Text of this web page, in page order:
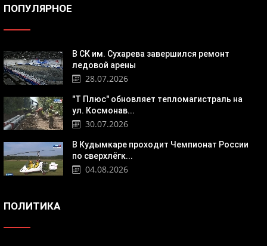
ПОПУЛЯРНОЕ
В СК им. Сухарева завершился ремонт
ледовой арены
28.07.2026
"Т Плюс" обновляет тепломагистраль на
ул. Космонав...
30.07.2026
В Кудымкаре проходит Чемпионат России
по сверхлёгк...
04.08.2026
ПОЛИТИКА